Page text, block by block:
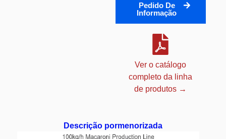
Pedido De
Informação
Ver o catálogo
completo da linha
de produtos →
Descrição pormenorizada